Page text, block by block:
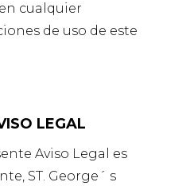
cualquier
de uso de este
LEGAL
Aviso Legal es
ST. George´ s